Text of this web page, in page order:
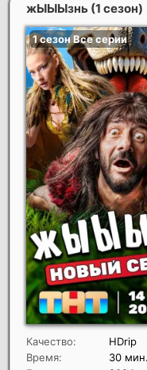
жЫЫЫзнь (1 сезон)
Качество:
HDrip
Время:
30 мин.